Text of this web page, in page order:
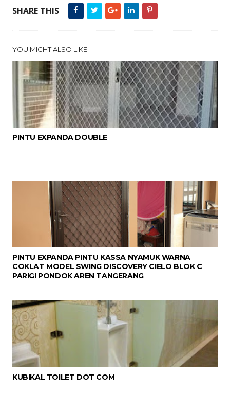
SHARE THIS
YOU MIGHT ALSO LIKE
PINTU EXPANDA DOUBLE
PINTU EXPANDA PINTU KASSA NYAMUK WARNA
COKLAT MODEL SWING DISCOVERY CIELO BLOK C
PARIGI PONDOK AREN TANGERANG
KUBIKAL TOILET DOT COM